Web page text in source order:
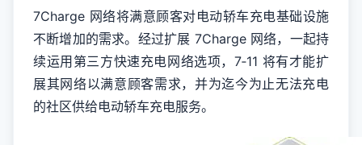
7Charge 网络将满意顾客对电动轿车充电基础设施
不断增加的需求。经过扩展 7Charge 网络，一起持
续运用第三方快速充电网络选项，7‑11 将有才能扩
展其网络以满意顾客需求，并为迄今为止无法充电
的社区供给电动轿车充电服务。